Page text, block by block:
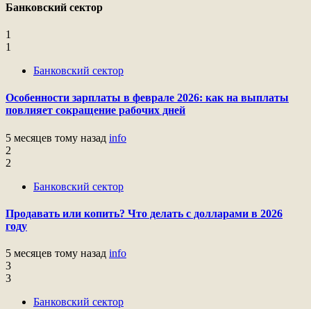
Банковский сектор
1
1
Банковский сектор
Особенности зарплаты в феврале 2026: как на выплаты
повлияет сокращение рабочих дней
5 месяцев тому назад info
2
2
Банковский сектор
Продавать или копить? Что делать с долларами в 2026
году
5 месяцев тому назад info
3
3
Банковский сектор